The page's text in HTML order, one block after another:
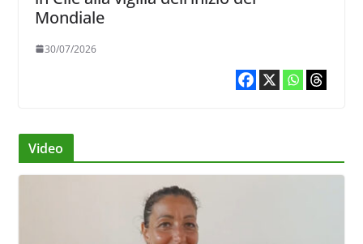
Mondiale
30/07/2026
Video